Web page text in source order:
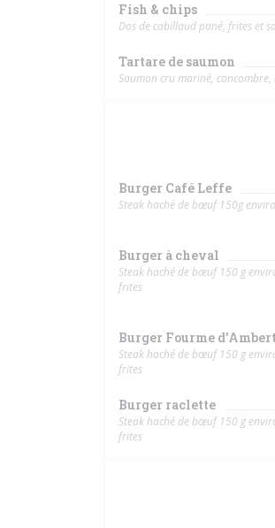
Fish & chips
Dos de cabillaud pané, frites et
Tartare de saumon
Saumon cru mariné,
Burger Café Leffe
Steak haché de bœuf 150g
Burger à cheval
Steak haché de bœuf 150 g
frites
Burger Fourme d'Ambert
Steak haché de bœuf 150 g
frites
Burger raclette
Steak haché de bœuf 150 g
frites